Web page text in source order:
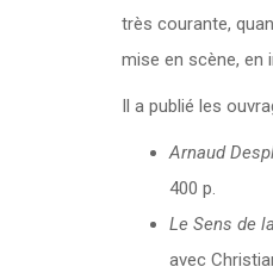
très courante,
mise en scène, en
Il a publié les
Arnaud
400 p.
Le Sens de
avec